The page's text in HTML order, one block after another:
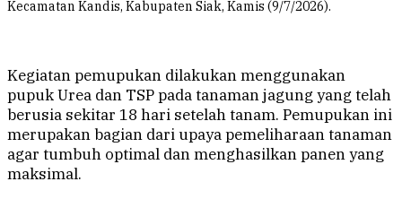
Kecamatan Kandis, Kabupaten Siak, Kamis (9/7/2026).
Kegiatan pemupukan dilakukan menggunakan
pupuk Urea dan TSP pada tanaman jagung yang telah
berusia sekitar 18 hari setelah tanam. Pemupukan ini
merupakan bagian dari upaya pemeliharaan tanaman
agar tumbuh optimal dan menghasilkan panen yang
maksimal.